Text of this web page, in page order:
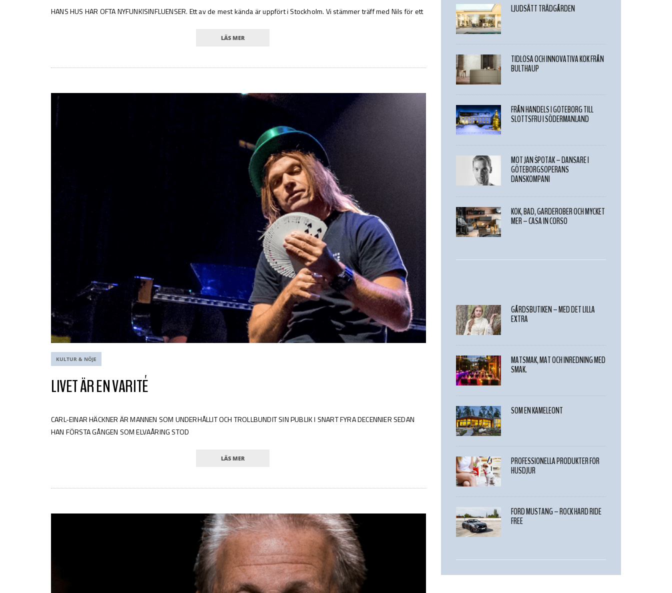
HANS HUS HAR OFTA NYFUNKISINFLUENSER. Ett av de mest kända är uppfört i Stockholm. Vi stämmer träff med Nils för ett
LÄS MER
KULTUR & NÖJE
LIVET ÄR EN VARITÉ
CARL-EINAR HÄCKNER ÄR MANNEN SOM UNDERHÅLLIT OCH TROLLBUNDIT SIN PUBLIK I SNART FYRA DECENNIER SEDAN
HAN FÖRSTA GÅNGEN SOM ELVAÅRING STOD
LÄS MER
LJUDSÄTT TRÄDGÅRDEN
TIDLÖSA OCH INNOVATIVA KÖK FRÅN
BULTHAUP
FRÅN HANDELS I GÖTEBORG TILL
SLOTTSFRU I SÖDERMANLAND
MÖT JÁN ŠPOTÁK – DANSARE I
GÖTEBORGSOPERANS
DANSKOMPANI
KÖK, BAD, GARDEROBER OCH MYCKET
MER – CASA IN CORSO
GÅRDSBUTIKEN – MED DET LILLA
EXTRA
MATSMAK, MAT OCH INREDNING MED
SMAK.
SOM EN KAMELEONT
PROFESSIONELLA PRODUKTER FÖR
HUSDJUR
FORD MUSTANG – ROCK HARD RIDE
FREE